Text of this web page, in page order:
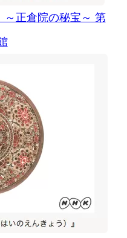
正倉院の秘宝～ 第